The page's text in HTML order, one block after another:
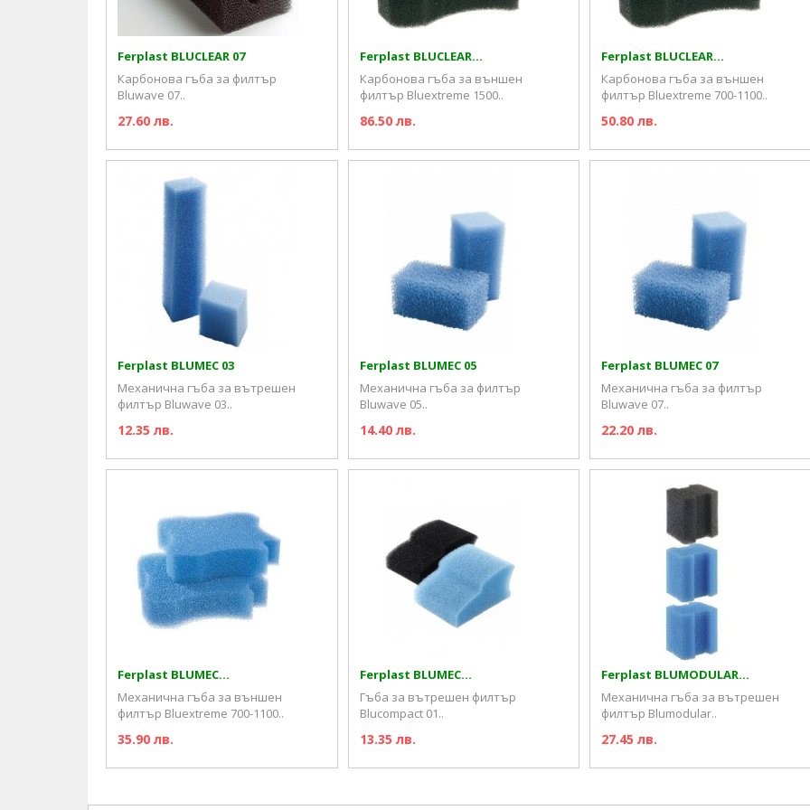
Ferplast BLUCLEAR 07
Карбонова гъба за филтър
Bluwave 07..
27.60 лв.
Ferplast BLUCLEAR...
Карбонова гъба за външен
филтър Bluextreme 1500..
86.50 лв.
Ferplast BLUCLEAR...
Карбонова гъба за външен
филтър Bluextreme 700-1100..
50.80 лв.
Ferplast BLUMEC 03
Механична гъба за вътрешен
филтър Bluwave 03..
12.35 лв.
Ferplast BLUMEC 05
Механична гъба за филтър
Bluwave 05..
14.40 лв.
Ferplast BLUMEC 07
Механична гъба за филтър
Bluwave 07..
22.20 лв.
Ferplast BLUMEC...
Механична гъба за външен
филтър Bluextreme 700-1100..
35.90 лв.
Ferplast BLUMEC...
Гъба за вътрешен филтър
Blucompact 01..
13.35 лв.
Ferplast BLUMODULAR...
Механична гъба за вътрешен
филтър Blumodular..
27.45 лв.